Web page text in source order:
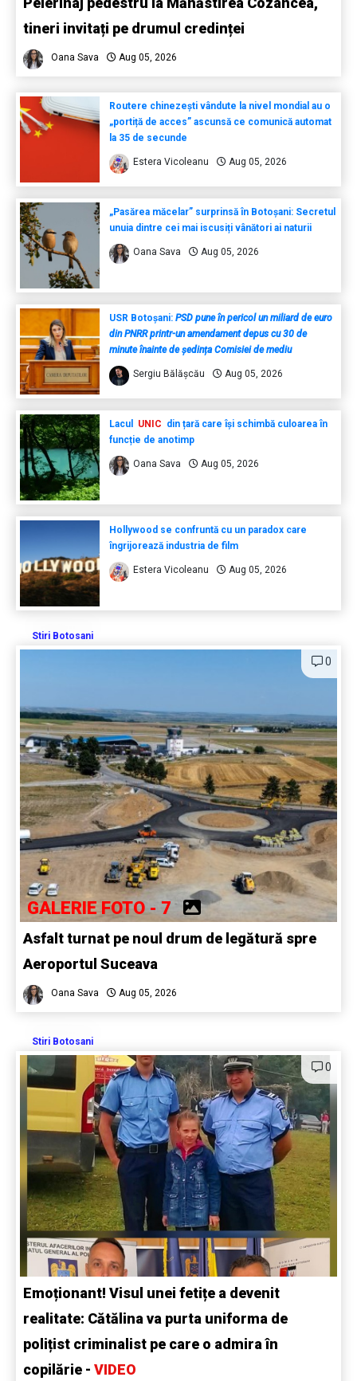
tineri invitați pe drumul credinței
Oana Sava Aug 05, 2026
Routere chinezești vândute la nivel mondial au o
„portiță de acces” ascunsă ce comunică automat
la 35 de secunde
Estera Vicoleanu Aug 05, 2026
„Pasărea măcelar” surprinsă în Botoșani: Secretul
unuia dintre cei mai iscusiți vânători ai naturii
Oana Sava Aug 05, 2026
USR Botoșani: PSD pune în pericol un miliard de euro
din PNRR printr-un amendament depus cu 30 de
minute înainte de ședința Comisiei de mediu
Sergiu Bălășcău Aug 05, 2026
Lacul UNIC din țară care își schimbă culoarea în
funcție de anotimp
Oana Sava Aug 05, 2026
Hollywood se confruntă cu un paradox care
îngrijorează industria de film
Estera Vicoleanu Aug 05, 2026
Stiri Botosani
0
GALERIE FOTO - 7
Asfalt turnat pe noul drum de legătură spre
Aeroportul Suceava
Oana Sava Aug 05, 2026
Stiri Botosani
0
Emoționant! Visul unei fetițe a devenit
realitate: Cătălina va purta uniforma de
polițist criminalist pe care o admira în
copilărie - VIDEO